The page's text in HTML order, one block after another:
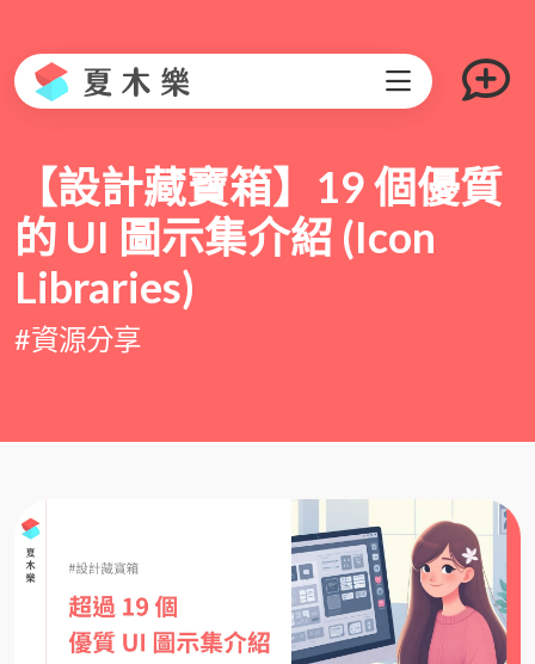
【設計藏寶箱】19 個優質
的 UI 圖示集介紹 (Icon
Libraries)
#資源分享